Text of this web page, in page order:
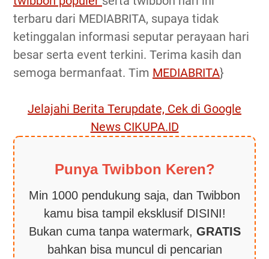
terbaru dari MEDIABRITA, supaya tidak
ketinggalan informasi seputar perayaan hari
besar serta event terkini. Terima kasih dan
semoga bermanfaat. Tim MEDIABRITA}
Jelajahi Berita Terupdate, Cek di Google
News CIKUPA.ID
Punya Twibbon Keren?
Min 1000 pendukung saja, dan Twibbon
kamu bisa tampil eksklusif DISINI!
Bukan cuma tanpa watermark, GRATIS
bahkan bisa muncul di pencarian